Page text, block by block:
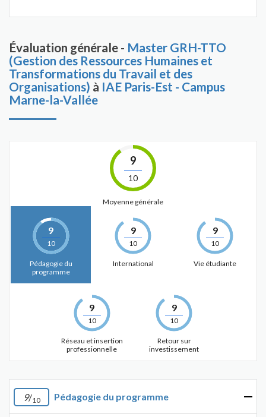
Évaluation générale - Master GRH-TTO
(Gestion des Ressources Humaines et
Transformations du Travail et des
Organisations) à IAE Paris-Est - Campus
Marne-la-Vallée
9
10
Moyenne générale
9
10
Pédagogie du
programme
9
10
International
9
10
Vie étudiante
9
10
Réseau et insertion
professionnelle
9
10
Retour sur
investissement
9/10 Pédagogie du programme